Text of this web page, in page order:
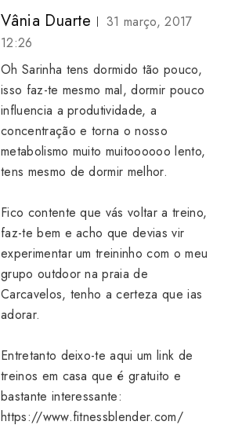
Vânia Duarte
31 março, 2017
12:26
Oh Sarinha tens dormido tão pouco,
isso faz-te mesmo mal, dormir pouco
influencia a produtividade, a
concentração e torna o nosso
metabolismo muito muitoooooo lento,
tens mesmo de dormir melhor.
Fico contente que vás voltar a treino,
faz-te bem e acho que devias vir
experimentar um treininho com o meu
grupo outdoor na praia de
Carcavelos, tenho a certeza que ias
adorar.
Entretanto deixo-te aqui um link de
treinos em casa que é gratuito e
bastante interessante:
https://www.fitnessblender.com/